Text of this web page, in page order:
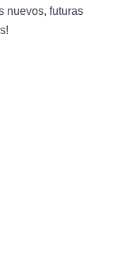
nuevos, futuras